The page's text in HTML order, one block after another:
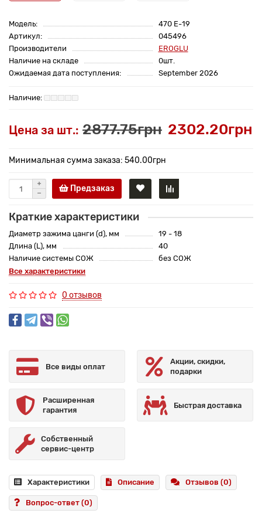
Модель:
470 E-19
Артикул:
045496
Производители
EROGLU
Наличие на складе
0шт.
Ожидаемая дата поступления:
September 2026
Цена за шт.: 2877.75грн 2302.20грн
Минимальная сумма заказа: 540.00грн
Предзаказ
Краткие характеристики
Диаметр зажима цанги (d), мм
19 - 18
Длина (L), мм
40
Наличие системы СОЖ
без СОЖ
Все характеристики
0 отзывов
Все виды оплат
Акции, скидки,
подарки
Расширенная
гарантия
Быстрая доставка
Собственный
сервис-центр
Характеристики Описание Отзывов (0)
Вопрос-ответ (0)